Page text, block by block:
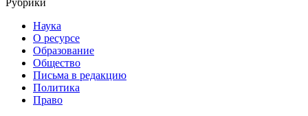
Наука
О ресурсе
Образование
Общество
Письма в редакцию
Политика
Право